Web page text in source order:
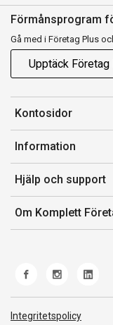
Förmånsprogram
Gå med i Företag Plus
Upptäck Företag
Kontosidor
Mina sidor
Orderhistorik
Fakturor & Kvitton
Inköpslistor
Information
Försäljningsvillkor
Villkor för Komplett
Felsökning & guider
Hjälp och support
Kontakta oss
Kundservice
Frakt och leverans
Om Komplett
Integritetspolicy